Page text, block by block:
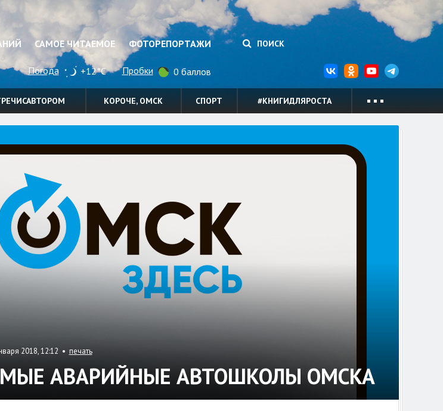
САМОЕ ЧИТАЕМОЕ ФОТОРЕПОРТАЖИ ПОИСК
Погода +12°C Пробки 0 баллов
КОРОЧЕ, ОМСК СПОРТ #КНИГИДЛЯРОСТА
2018, 12:12 • печать
АВАРИЙНЫЕ АВТОШКОЛЫ ОМСКА